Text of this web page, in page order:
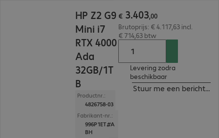
HP Z2 G9
Mini i7
RTX 4000
Ada
32GB/1T
B
Productnr.:
4826758-03
Fabrikant-nr.:
996P1ET#A
BH
€ 3.403,00
Brutoprijs: € 4.117,63 incl.
€ 714,63 btw
Levering zodra
beschikbaar
Stuur me een bericht